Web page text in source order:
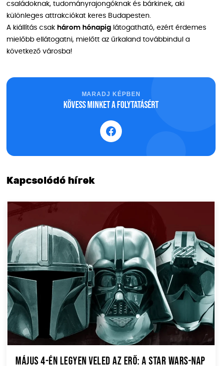
családoknak, tudományrajongóknak és bárkinek, aki
különleges attrakciókat keres Budapesten.
A kiállítás csak három hónapig látogatható, ezért érdemes
mielőbb ellátogatni, mielőtt az űrkaland továbbindul a
következő városba!
MARADJ KÉPBEN
Kövess minket a folytatásért
Kapcsolódó hírek
Május 4-én legyen veled az Erő: A Star Wars-nap